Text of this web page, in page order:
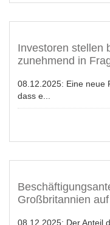
Investoren stellen
zunehmend in
08.12.2025: Eine neue
dass e...
Großbritannien
08.12.2025: Der Anteil